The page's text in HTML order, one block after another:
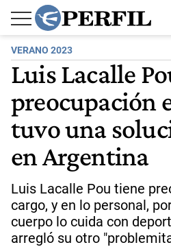
VERANO 2023
Luis Lacalle
preocupación
tuvo una
en Argentina
Luis Lacalle Pou tiene
cargo, y en lo personal,
cuerpo lo cuida con
arregló su otro